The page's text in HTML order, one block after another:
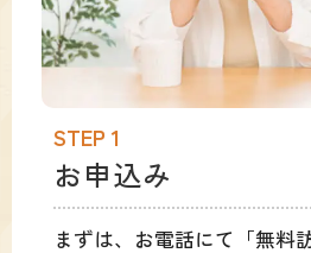
STEP 1
お申込み
まずは、お電話にて「無料